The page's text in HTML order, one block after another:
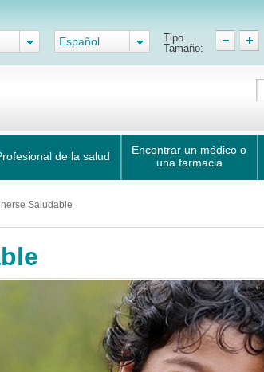
Español
Tipo
Tamaño:
de la salud
Encontrar un médico o
una farmacia
Saludable